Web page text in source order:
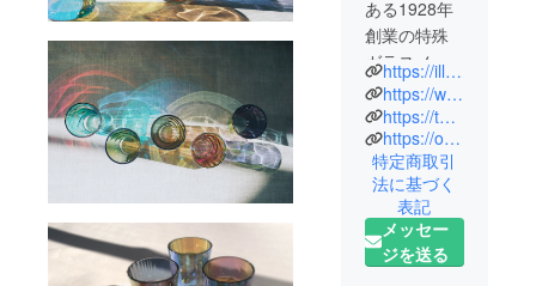
ある1928年
創業の特殊
ガラスメー
カーです。
硝材開発技
術・ガラス
成型技術・
薄膜蒸着技
術の３つの
コア技術で
さまざまな
https://illumiiro.official.ec/
https://www.instagram.com/illumiiro/
https://twitter.com/illumiiro
https://ogc-jp.com/
特定商取引
法に基づく
表記
メッセー
ジを送る